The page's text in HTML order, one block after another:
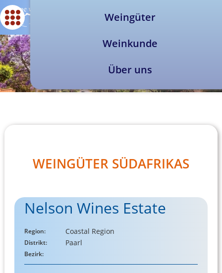
Weingüter
Weinkunde
Über uns
WEINGÜTER SÜDAFRIKAS
Nelson Wines Estate
Region: Coastal Region
Distrikt: Paarl
Bezirk: